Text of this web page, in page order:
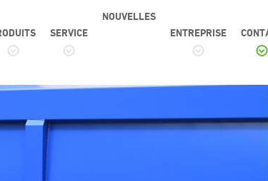
SERVICE
NOUVELLES
ENTREPRISE